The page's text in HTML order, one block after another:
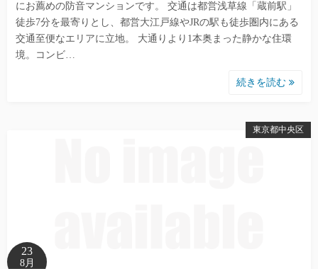
にお薦めの防音マンションです。 交通は都営浅草線「蔵前駅」
徒歩7分を最寄りとし、都営大江戸線やJRの駅も徒歩圏内にある
交通至便なエリアに立地。 大通りより1本奥まった静かな住環
境。コンビ…
続きを読む
東京都中央区
23
8月